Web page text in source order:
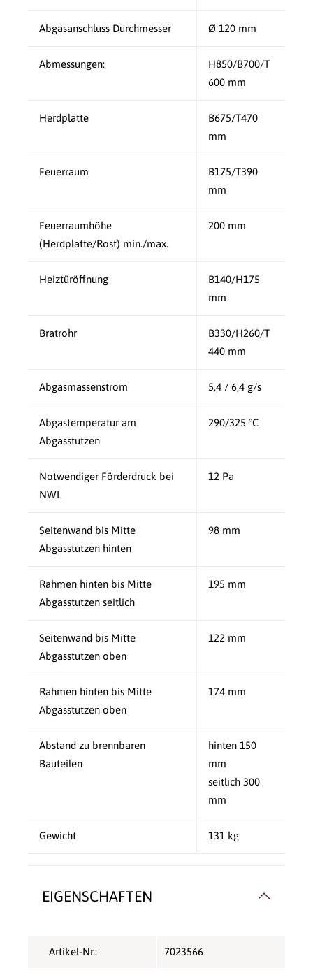
Abgasanschluss Durchmesser Ø 120 mm
Abmessungen:
H850/B700/T
600 mm
Herdplatte
B675/T470
mm
Feuerraum
B175/T390
mm
Feuerraumhöhe
(Herdplatte/Rost) min./max.
200 mm
Heiztüröffnung
B140/H175
mm
Bratrohr
B330/H260/T
440 mm
Abgasmassenstrom 5,4 / 6,4 g/s
Abgastemperatur am
Abgasstutzen
290/325 °C
Notwendiger Förderdruck bei
NWL
12 Pa
Seitenwand bis Mitte
Abgasstutzen hinten
98 mm
Rahmen hinten bis Mitte
Abgasstutzen seitlich
195 mm
Seitenwand bis Mitte
Abgasstutzen oben
122 mm
Rahmen hinten bis Mitte
Abgasstutzen oben
174 mm
Abstand zu brennbaren
Bauteilen
hinten 150
mm
seitlich 300
mm
Gewicht 131 kg
EIGENSCHAFTEN
Artikel-Nr.: 7023566